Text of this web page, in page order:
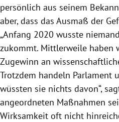
persönlich aus seinem
aber, dass das Ausmaß der
„Anfang 2020 wusste
zukommt. Mittlerweile haben
Zugewinn an
Trotzdem handeln Parlament
wüssten sie nichts davon“,
angeordneten Maßnahmen
Wirksamkeit oft nicht